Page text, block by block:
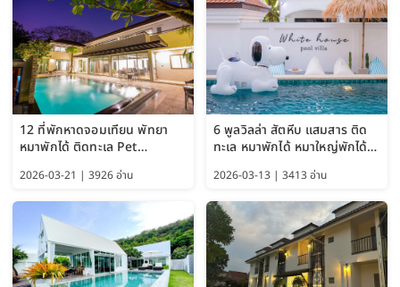
12 ที่พักหาดจอมเทียน พัทยา
หมาพักได้ ติดทะเล Pet
พักได้ อัปเดต 2569
2026-03-21 | 3926 อ่าน
6 พูลวิลล่า สัตหีบ แสมสาร ติด
ทะเล หมาพักได้ หมาใหญ่พักได้
2026-03-13 | 3413 อ่าน